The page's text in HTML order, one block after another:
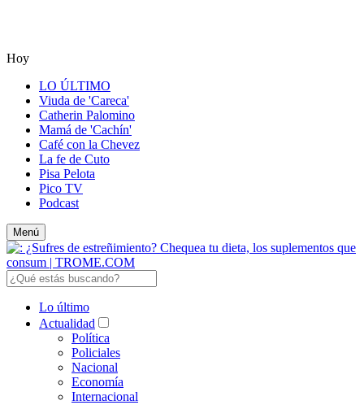
Hoy
LO ÚLTIMO
Viuda de 'Careca'
Catherin Palomino
Mamá de 'Cachín'
Café con la Chevez
La fe de Cuto
Pisa Pelota
Pico TV
Podcast
Menú
Lo último
Actualidad
Política
Policiales
Nacional
Economía
Internacional